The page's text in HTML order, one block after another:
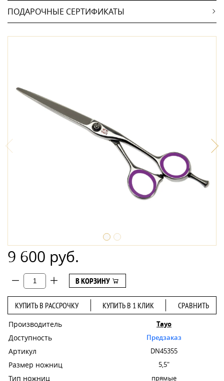
ПОДАРОЧНЫЕ СЕРТИФИКАТЫ
9 600 руб.
В КОРЗИНУ
КУПИТЬ В РАССРОЧКУ КУПИТЬ В 1 КЛИК СРАВНИТЬ
Производитель Tayo
Доступность Предзаказ
Артикул DN45355
Размер ножниц 5,5"
Тип ножниц прямые